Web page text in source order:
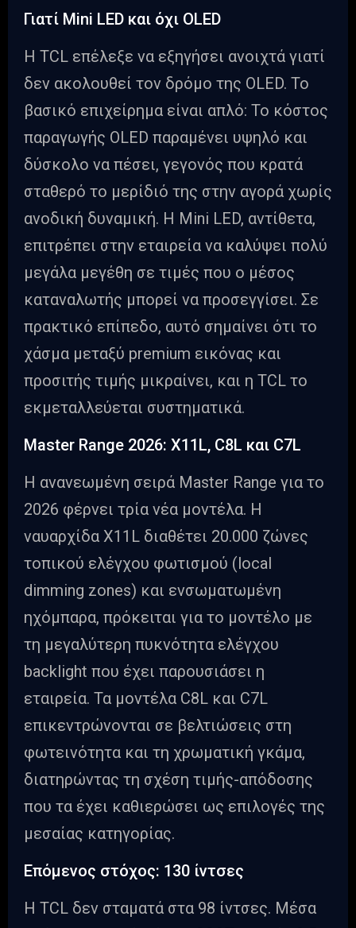
Γιατί Mini LED και όχι OLED
Η TCL επέλεξε να εξηγήσει ανοιχτά γιατί
δεν ακολουθεί τον δρόμο της OLED. Το
βασικό επιχείρημα είναι απλό: Το κόστος
παραγωγής OLED παραμένει υψηλό και
δύσκολο να πέσει, γεγονός που κρατά
σταθερό το μερίδιό της στην αγορά χωρίς
ανοδική δυναμική. Η Mini LED, αντίθετα,
επιτρέπει στην εταιρεία να καλύψει πολύ
μεγάλα μεγέθη σε τιμές που ο μέσος
καταναλωτής μπορεί να προσεγγίσει. Σε
πρακτικό επίπεδο, αυτό σημαίνει ότι το
χάσμα μεταξύ premium εικόνας και
προσιτής τιμής μικραίνει, και η TCL το
εκμεταλλεύεται συστηματικά.
Master Range 2026: X11L, C8L και C7L
Η ανανεωμένη σειρά Master Range για το
2026 φέρνει τρία νέα μοντέλα. Η
ναυαρχίδα X11L διαθέτει 20.000 ζώνες
τοπικού ελέγχου φωτισμού (local
dimming zones) και ενσωματωμένη
ηχόμπαρα, πρόκειται για το μοντέλο με
τη μεγαλύτερη πυκνότητα ελέγχου
backlight που έχει παρουσιάσει η
εταιρεία. Τα μοντέλα C8L και C7L
επικεντρώνονται σε βελτιώσεις στη
φωτεινότητα και τη χρωματική γκάμα,
διατηρώντας τη σχέση τιμής-απόδοσης
που τα έχει καθιερώσει ως επιλογές της
μεσαίας κατηγορίας.
Επόμενος στόχος: 130 ίντσες
Η TCL δεν σταματά στα 98 ίντσες. Μέσα